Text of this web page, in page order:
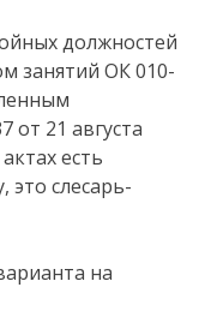
должностей
занятий ОК 010-
21 августа
есть
слесарь-
на